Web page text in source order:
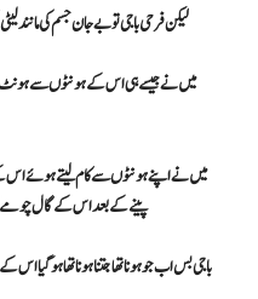
لیکن فرحی باجی تو بے جان جسم کی مانند
میں نے جیسے ہی اس کے ہونٹوں سے ہونٹ
میں نے اپنے ہونٹوں سے کام لیتے ہوئے
پینے کے بعد اس کے گال چومے
باجی بس اب جو ہونا تھا جتنا ہونا تھا ہو